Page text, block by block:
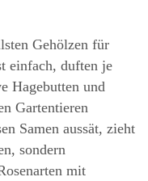
Gehölzen für
einfach, duften je
Hagebutten und
Gartentieren
Samen aussät, zieht
sondern
mit